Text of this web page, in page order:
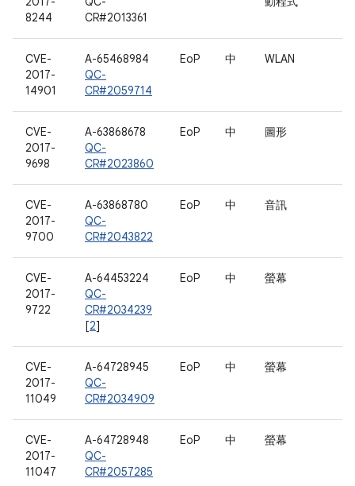
8244
CR#2013361
CVE-
2017-
14901
A-65468984
QC-
CR#2059714
EoP 中 WLAN
CVE-
2017-
9698
A-63868678
QC-
CR#2023860
EoP 中 圖形
CVE-
2017-
9700
A-63868780
QC-
CR#2043822
EoP 中 音訊
CVE-
2017-
9722
A-64453224
QC-
CR#2034239
[2]
EoP 中 螢幕
CVE-
2017-
11049
A-64728945
QC-
CR#2034909
EoP 中 螢幕
CVE-
2017-
11047
A-64728948
QC-
CR#2057285
EoP 中 螢幕